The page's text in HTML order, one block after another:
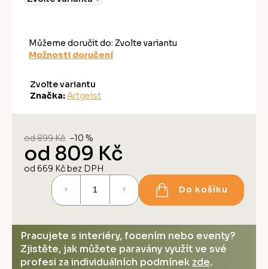
Můžeme doručit do: Zvolte variantu
Možnosti doručení
Zvolte variantu
Značka: Artgeist
od 899 Kč –10 %
od 809 Kč
od 669 Kčbez DPH
Do košíku
Pracujete s interiéry, focením nebo eventy?
Zjistěte, jak můžete paravány využít ve své
profesi za individuálních podmínek zde.